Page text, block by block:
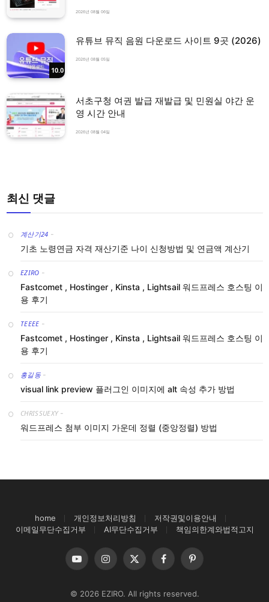
2026년 08월 06일
10.0
유튜브 뮤직 음원 다운로드 사이트 9곳 (2026)
2026년 08월 05일
서초구청 여권 발급 재발급 및 민원실 야간 운
영 시간 안내
2026년 08월 04일
최신 댓글
계산기24 -
기초 노령연금 자격 재산기준 나이 신청방법 및 연금액 계산기
EZIRO -
Fastcomet , Hostinger , Kinsta , Lightsail 워드프레스 호스팅 이
용 후기
TEEEE -
Fastcomet , Hostinger , Kinsta , Lightsail 워드프레스 호스팅 이
용 후기
홍길동 -
visual link preview 플러그인 이미지에 alt 속성 추가 방법
CHRISSUEXY -
워드프레스 첨부 이미지 가운데 정렬 (중앙정렬) 방법
home 개인정보처리방침
저작권및이용안내
이메일무단수집거부
AI무단수집거부 책임의한계와법적고지
YouTubeInstagram
X
FacebookPinterest
© 2026 EZIRO. All rights reserved.